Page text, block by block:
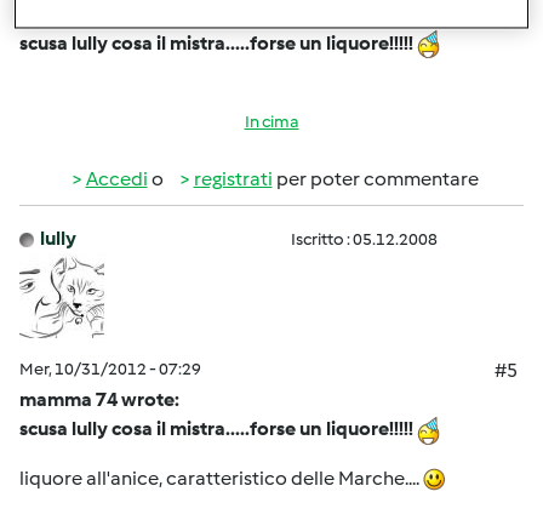
scusa lully cosa il mistra.....forse un liquore!!!!!
In cima
Accedi o registrati per poter commentare
lully Iscritto : 05.12.2008
Mer, 10/31/2012 - 07:29
#5
mamma 74 wrote:
scusa lully cosa il mistra.....forse un liquore!!!!!
liquore all'anice, caratteristico delle Marche....